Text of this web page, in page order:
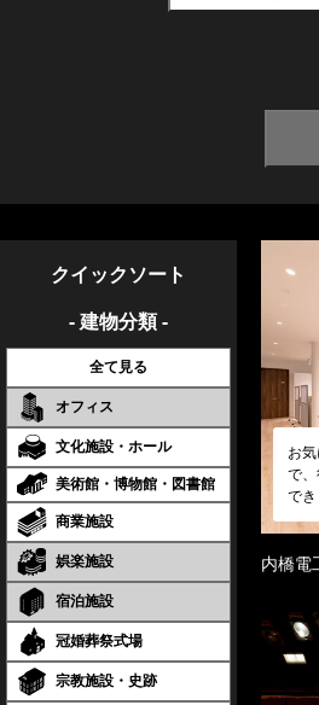
クイックソート
- 建物分類 -
全て見る
オフィス
文化施設・ホール
美術館・博物館・図書館
商業施設
娯楽施設
宿泊施設
冠婚葬祭式場
宗教施設・史跡
お
で
で
内橋電